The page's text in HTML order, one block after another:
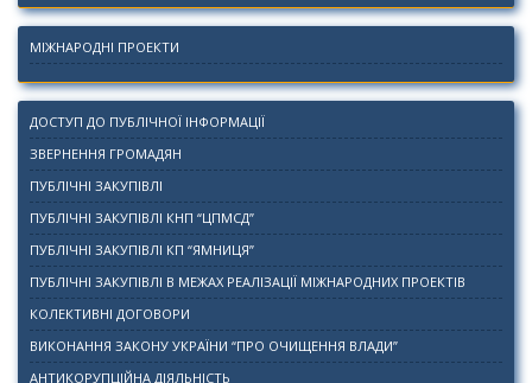
МІЖНАРОДНІ ПРОЕКТИ
ДОСТУП ДО ПУБЛІЧНОЇ ІНФОРМАЦІЇ
ЗВЕРНЕННЯ ГРОМАДЯН
ПУБЛІЧНІ ЗАКУПІВЛІ
ПУБЛІЧНІ ЗАКУПІВЛІ КНП “ЦПМСД”
ПУБЛІЧНІ ЗАКУПІВЛІ КП “ЯМНИЦЯ”
ПУБЛІЧНІ ЗАКУПІВЛІ В МЕЖАХ РЕАЛІЗАЦІЇ МІЖНАРОДНИХ ПРОЕКТІВ
КОЛЕКТИВНІ ДОГОВОРИ
ВИКОНАННЯ ЗАКОНУ УКРАЇНИ “ПРО ОЧИЩЕННЯ ВЛАДИ”
АНТИКОРУПЦІЙНА ДІЯЛЬНІСТЬ